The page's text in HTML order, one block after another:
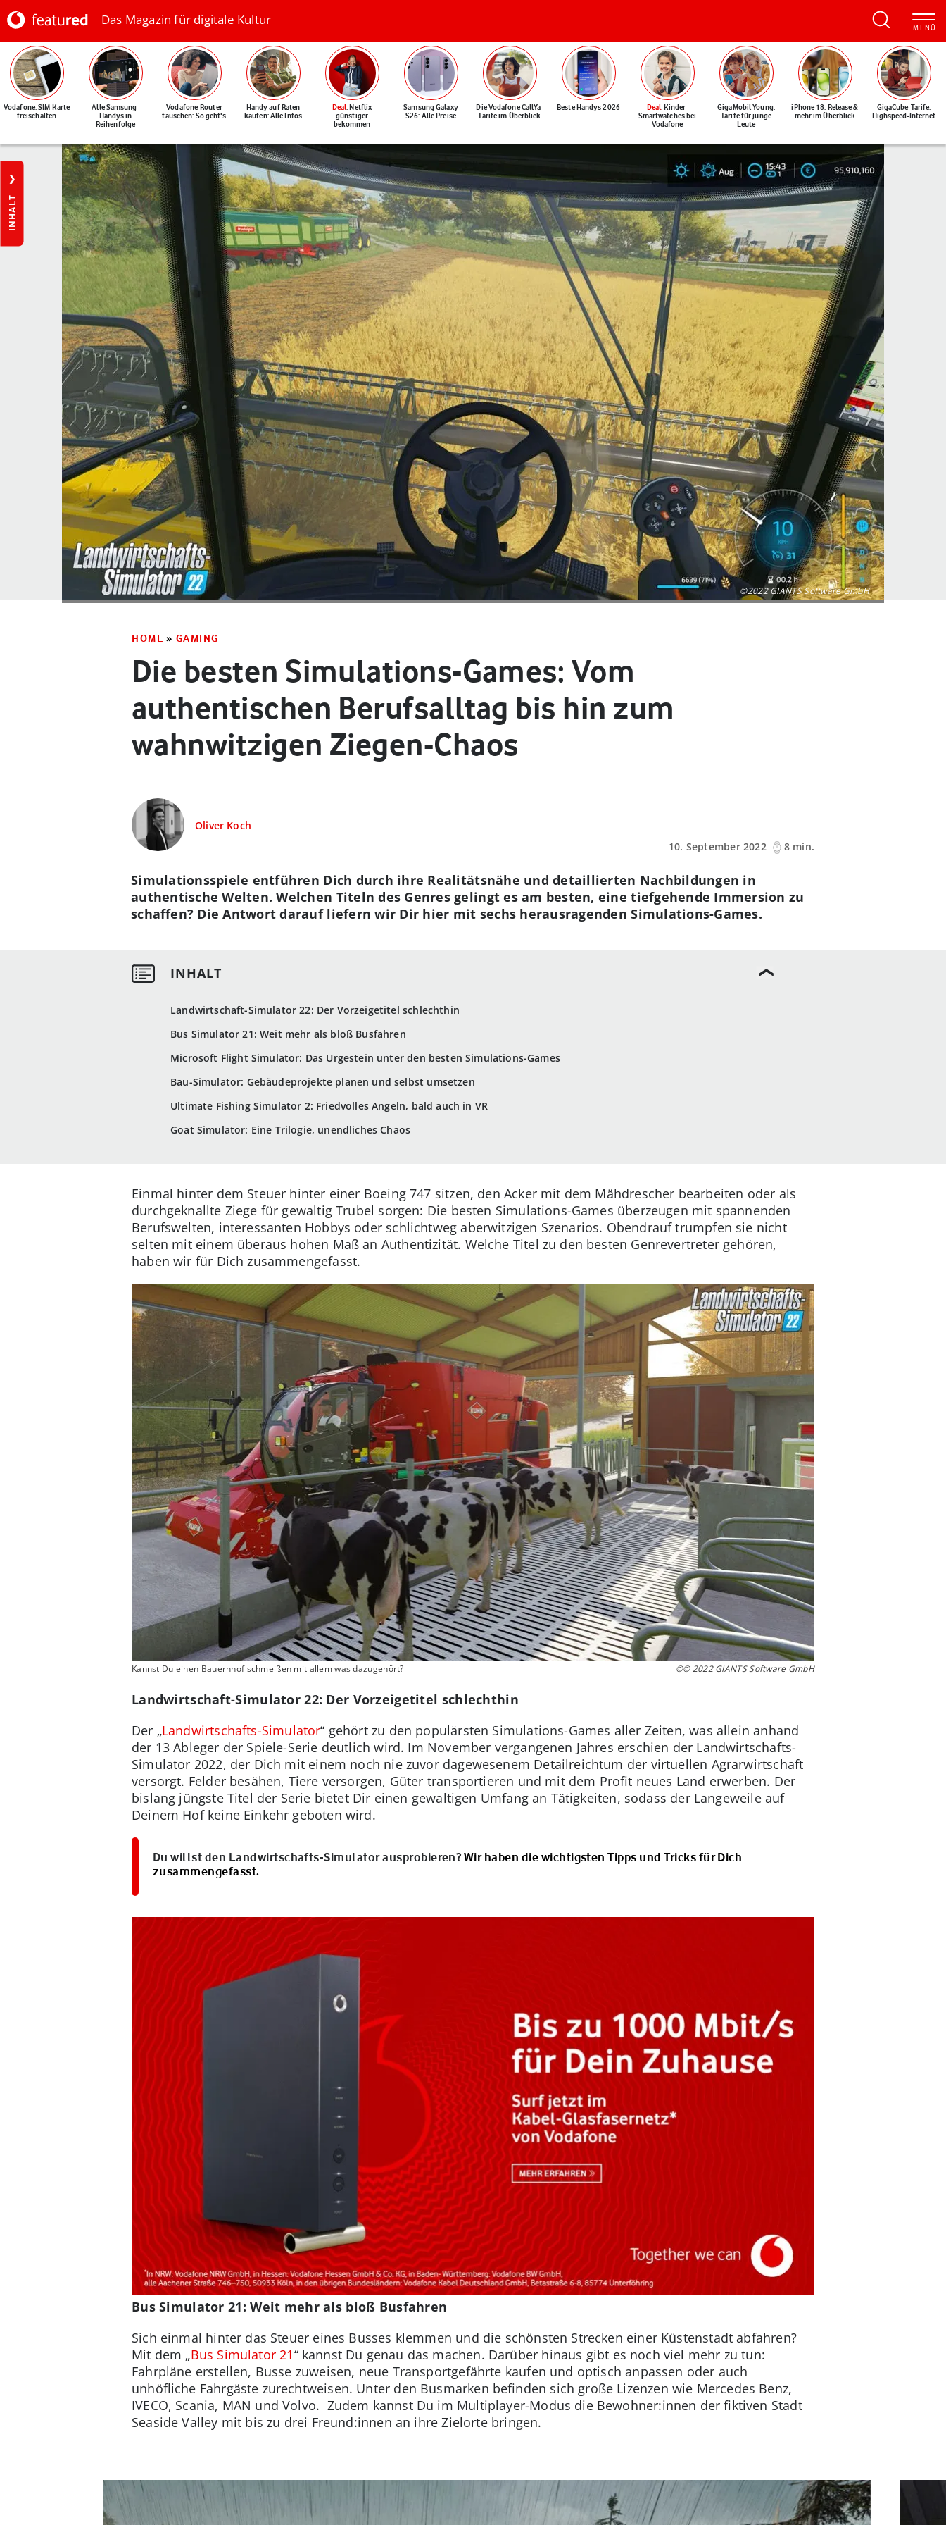
Das Magazin für digitale Kultur
Vodafone: SIM-Karte
freischalten
Alle Samsung-
Handys in
Reihenfolge
Vodafone-Router
tauschen: So geht's
Handy auf Raten
kaufen: Alle Infos
Deal: Netflix
günstiger
bekommen
Samsung Galaxy
S26: Alle Preise
Die Vodafone CallYa-
Tarife im Überblick
Beste Handys 2026 Deal: Kinder-
Smartwatches bei
Vodafone
GigaMobil Young:
Tarife für junge
Leute
iPhone 18: Release &
mehr im Überblick
GigaCube-Tarife:
Highspeed-Internet
INHALT
©2022 GIANTS Software GmbH
HOME » GAMING
Die besten Simulations-Games: Vom
authentischen Berufsalltag bis hin zum
wahnwitzigen Ziegen-Chaos
Oliver Koch
10. September 2022
8 min.
Landwirtschaft-Simulator 22: Der Vorzeigetitel schlechthin
Bus Simulator 21: Weit mehr als bloß Busfahren
Microsoft Flight Simulator: Das Urgestein unter den besten Simulations-Games
Bau-Simulator: Gebäudeprojekte planen und selbst umsetzen
Ultimate Fishing Simulator 2: Friedvolles Angeln, bald auch in VR
Goat Simulator: Eine Trilogie, unendliches Chaos
Simulationsspiele entführen Dich durch ihre Realitätsnähe und detaillierten Nachbildungen in
authentische Welten. Welchen Titeln des Genres gelingt es am besten, eine tiefgehende Immersion zu
schaffen? Die Antwort darauf liefern wir Dir hier mit sechs herausragenden Simulations-Games.
Einmal hinter dem Steuer hinter einer Boeing 747 sitzen, den Acker mit dem Mähdrescher bearbeiten oder als
durchgeknallte Ziege für gewaltig Trubel sorgen: Die besten Simulations-Games überzeugen mit spannenden
Berufswelten, interessanten Hobbys oder schlichtweg aberwitzigen Szenarios. Obendrauf trumpfen sie nicht
selten mit einem überaus hohen Maß an Authentizität. Welche Titel zu den besten Genrevertreter gehören,
haben wir für Dich zusammengefasst.
Kannst Du einen Bauernhof schmeißen mit allem was dazugehört? ©© 2022 GIANTS Software GmbH
Landwirtschaft-Simulator 22: Der Vorzeigetitel schlechthin
Der „Landwirtschafts-Simulator“ gehört zu den populärsten Simulations-Games aller Zeiten, was allein anhand
der 13 Ableger der Spiele-Serie deutlich wird. Im November vergangenen Jahres erschien der Landwirtschafts-
Simulator 2022, der Dich mit einem noch nie zuvor dagewesenem Detailreichtum der virtuellen Agrarwirtschaft
versorgt. Felder besähen, Tiere versorgen, Güter transportieren und mit dem Profit neues Land erwerben. Der
bislang jüngste Titel der Serie bietet Dir einen gewaltigen Umfang an Tätigkeiten, sodass der Langeweile auf
Deinem Hof keine Einkehr geboten wird.
Du willst den Landwirtschafts-Simulator ausprobieren? Wir haben die wichtigsten Tipps und Tricks für Dich
zusammengefasst.
Bus Simulator 21: Weit mehr als bloß Busfahren
Sich einmal hinter das Steuer eines Busses klemmen und die schönsten Strecken einer Küstenstadt abfahren?
Mit dem „Bus Simulator 21“ kannst Du genau das machen. Darüber hinaus gibt es noch viel mehr zu tun:
Fahrpläne erstellen, Busse zuweisen, neue Transportgefährte kaufen und optisch anpassen oder auch
unhöfliche Fahrgäste zurechtweisen. Unter den Busmarken befinden sich große Lizenzen wie Mercedes Benz,
IVECO, Scania, MAN und Volvo. Zudem kannst Du im Multiplayer-Modus die Bewohner:innen der fiktiven Stadt
Seaside Valley mit bis zu drei Freund:innen an ihre Zielorte bringen.